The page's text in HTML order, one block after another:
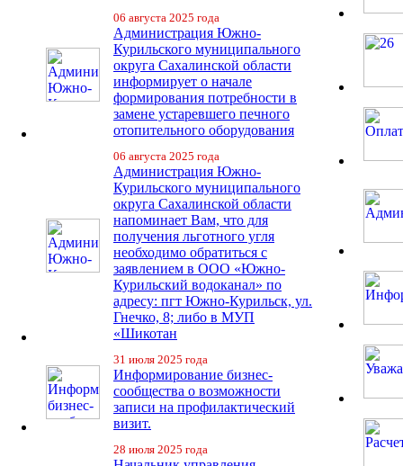
06 августа 2025 года
Администрация Южно-
Курильского муниципального
округа Сахалинской области
информирует о начале
формирования потребности в
замене устаревшего печного
отопительного оборудования
06 августа 2025 года
Администрация Южно-
Курильского муниципального
округа Сахалинской области
напоминает Вам, что для
получения льготного угля
необходимо обратиться с
заявлением в ООО «Южно-
Курильский водоканал» по
адресу: пгт Южно-Курильск, ул.
Гнечко, 8; либо в МУП
«Шикотан
31 июля 2025 года
Информирование бизнес-
сообщества о возможности
записи на профилактический
визит.
28 июля 2025 года